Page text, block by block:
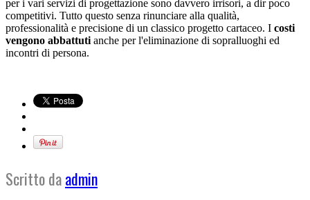
per i vari servizi di progettazione sono davvero irrisori, a dir poco
competitivi. Tutto questo senza rinunciare alla qualità,
professionalità e precisione di un classico progetto cartaceo. I costi
vengono abbattuti anche per l'eliminazione di sopralluoghi ed
incontri di persona.
Scritto daadmin